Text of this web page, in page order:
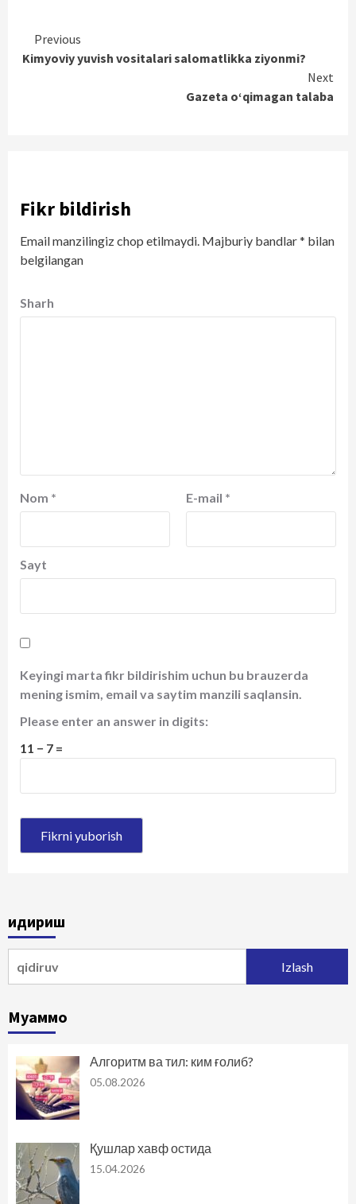
Continue
Reading
Previous
Kimyoviy yuvish vositalari salomatlikka ziyonmi?
Next
Gazeta o‘qimagan talaba
Fikr bildirish
Email manzilingiz chop etilmaydi. Majburiy bandlar* bilan
belgilangan
Sharh
Nom * E-mail *
Sayt
Keyingi marta fikr bildirishim uchun bu brauzerda
mening ismim, email va saytim manzili saqlansin.
Please enter an answer in digits:
11 − 7 =
Қидириш
Муаммо
Алгоритм ва тил: ким ғолиб?
05.08.2026
Қушлар хавф остида
15.04.2026